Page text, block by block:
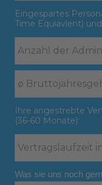
Eingespartes
Time Equiavlent)
Ihre angestrebte
(36-60 Monate):
Was sie uns noch